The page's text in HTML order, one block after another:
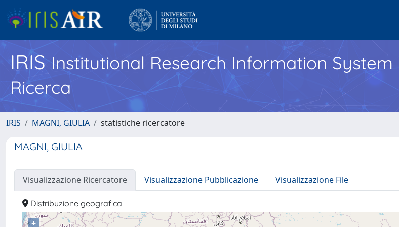
IRISInstitutional Research Information System
Ricerca
IRIS MAGNI, GIULIA statistiche ricercatore
MAGNI, GIULIA
Visualizzazione Ricercatore Visualizzazione Pubblicazione Visualizzazione File
Distribuzione geografica
+